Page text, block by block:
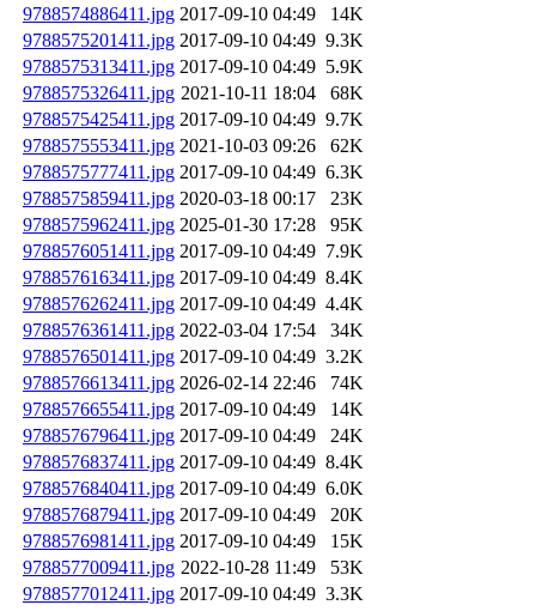
9788574886411.jpg 2017-09-10 04:49
14K
9788575201411.jpg 2017-09-10 04:49 9.3K
9788575313411.jpg 2017-09-10 04:49 5.9K
9788575326411.jpg 2021-10-11 18:04
68K
9788575425411.jpg 2017-09-10 04:49 9.7K
9788575553411.jpg 2021-10-03 09:26
62K
9788575777411.jpg 2017-09-10 04:49 6.3K
9788575859411.jpg 2020-03-18 00:17
23K
9788575962411.jpg 2025-01-30 17:28
95K
9788576051411.jpg 2017-09-10 04:49 7.9K
9788576163411.jpg 2017-09-10 04:49 8.4K
9788576262411.jpg 2017-09-10 04:49 4.4K
9788576361411.jpg 2022-03-04 17:54
34K
9788576501411.jpg 2017-09-10 04:49 3.2K
9788576613411.jpg 2026-02-14 22:46
74K
9788576655411.jpg 2017-09-10 04:49
14K
9788576796411.jpg 2017-09-10 04:49
24K
9788576837411.jpg 2017-09-10 04:49 8.4K
9788576840411.jpg 2017-09-10 04:49 6.0K
9788576879411.jpg 2017-09-10 04:49
20K
9788576981411.jpg 2017-09-10 04:49
15K
9788577009411.jpg 2022-10-28 11:49
53K
9788577012411.jpg 2017-09-10 04:49 3.3K